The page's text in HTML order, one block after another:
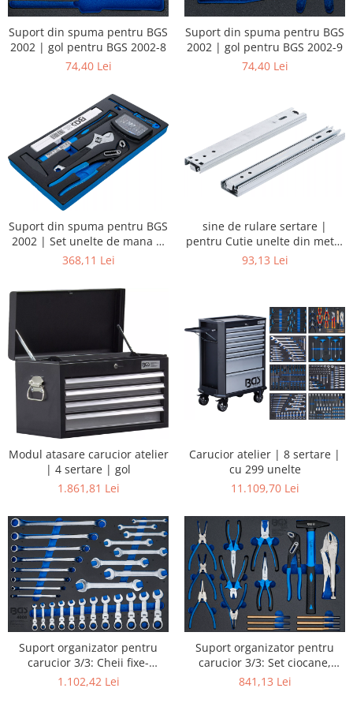
Suport din spuma pentru BGS
2002 | gol pentru BGS 2002-8
74,40 Lei
Suport din spuma pentru BGS
2002 | gol pentru BGS 2002-9
74,40 Lei
Suport din spuma pentru BGS
2002 | Set unelte de mana si
biti | 37 piese
368,11 Lei
sine de rulare sertare |
pentru Cutie unelte din metal
BGS 3312 | 2 piese
93,13 Lei
Modul atasare carucior atelier
| 4 sertare | gol
1.861,81 Lei
Carucior atelier | 8 sertare |
cu 299 unelte
11.109,70 Lei
Suport organizator pentru
carucior 3/3: Cheii fixe-
inelare, Cheie inelara cu
1.102,42 Lei
Suport organizator pentru
carucior 3/3: Set ciocane,
clesti extractoare splinturi |
841,13 Lei